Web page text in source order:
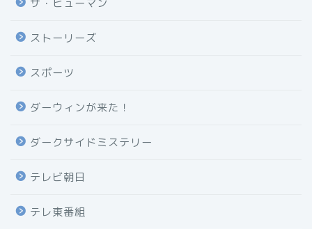
ストーリーズ
スポーツ
ダーウィンが来た！
ダークサイドミステリー
テレビ朝日
テレ東番組